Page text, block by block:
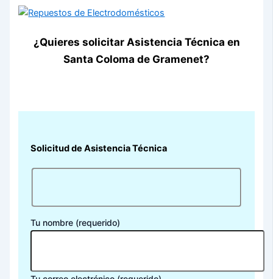
¿Quieres solicitar Asistencia Técnica en
Santa Coloma de Gramenet?
Solicitud de Asistencia Técnica
Tu nombre (requerido)